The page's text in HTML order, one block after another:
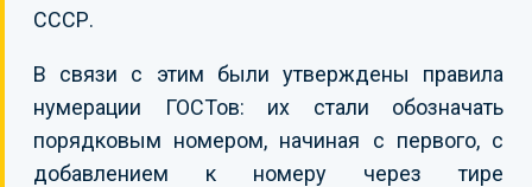
СССР.
В связи с этим были утверждены правила
нумерации ГОСТов: их стали обозначать
порядковым номером, начиная с первого, с
добавлением к номеру через тире